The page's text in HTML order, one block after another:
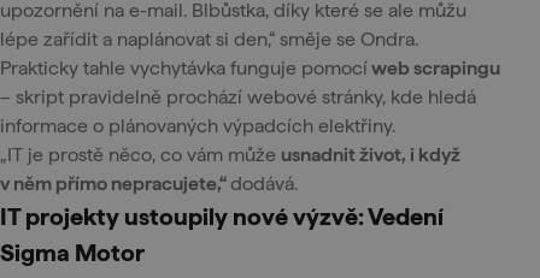
upozornění na e-mail. Blbůstka, díky které se ale můžu
lépe zařídit a naplánovat si den,“ směje se Ondra.
Prakticky tahle vychytávka funguje pomocí web scrapingu
– skript pravidelně prochází webové stránky, kde hledá
informace o plánovaných výpadcích elektřiny.
„IT je prostě něco, co vám může usnadnit život, i když
v něm přímo nepracujete,“dodává.
IT projekty ustoupily nové výzvě: Vedení
Sigma Motor